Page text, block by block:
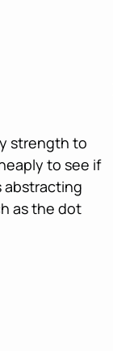
strength to
to see if
abstracting
as the dot